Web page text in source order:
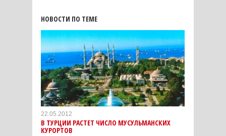
НОВОСТИ ПО ТЕМЕ
22.05.2012
В ТУРЦИИ РАСТЕТ ЧИСЛО МУСУЛЬМАНСКИХ
КУРОРТОВ